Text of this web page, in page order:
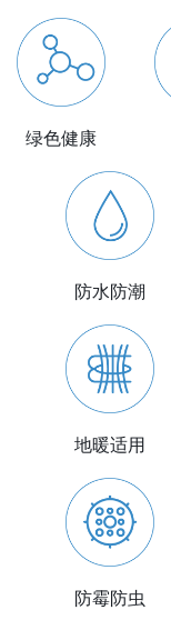
绿色健康
防水防潮
地暖适用
防霉防虫